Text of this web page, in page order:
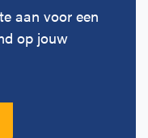
aan voor een
op jouw